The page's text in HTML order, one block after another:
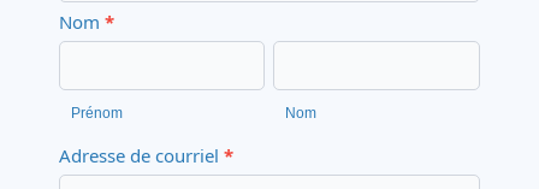
Nom*
Prénom
Prénom
Nom
Nom
Adresse de courriel*